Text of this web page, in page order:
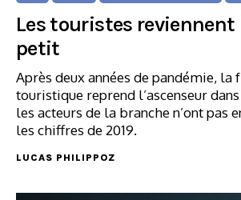
Les touristes
petit
Après deux années de pandémie, la
touristique reprend l’ascenseur
les acteurs de la branche n’ont pas
les chiffres de 2019.
LUCAS PHILIPPOZ